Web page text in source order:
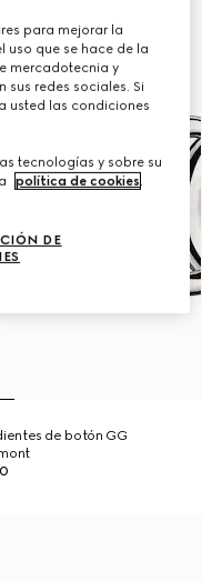
de botón GG
para mejorar la
uso que se hace de la
mercadotecnia y
redes sociales. Si
usted las condiciones
tecnologías y sobre su
política de cookies.
DE